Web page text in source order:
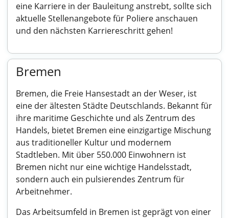
eine Karriere in der Bauleitung anstrebt, sollte sich
aktuelle Stellenangebote für Poliere anschauen
und den nächsten Karriereschritt gehen!
Bremen
Bremen, die Freie Hansestadt an der Weser, ist
eine der ältesten Städte Deutschlands. Bekannt für
ihre maritime Geschichte und als Zentrum des
Handels, bietet Bremen eine einzigartige Mischung
aus traditioneller Kultur und modernem
Stadtleben. Mit über 550.000 Einwohnern ist
Bremen nicht nur eine wichtige Handelsstadt,
sondern auch ein pulsierendes Zentrum für
Arbeitnehmer.
Das Arbeitsumfeld in Bremen ist geprägt von einer